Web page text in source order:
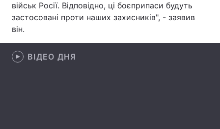
Здоров'я Туризм
Екологія
військ Росії. Відповідно, ці боєприпаси будуть
застосовані проти наших захисників", - заявив
він.
ВІДЕО ДНЯ